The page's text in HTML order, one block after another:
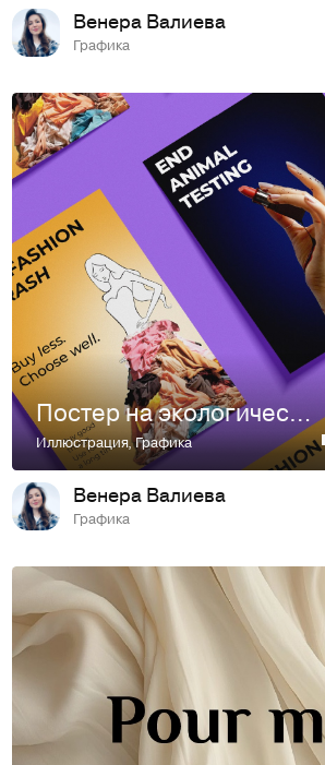
Венера Валиева
Графика
Постер на экологическую тему
Иллюстрация,Графика
Венера Валиева
Графика